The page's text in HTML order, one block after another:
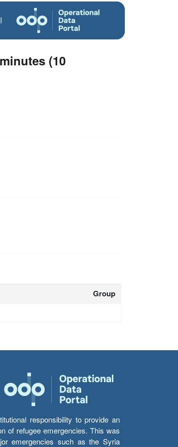
(10
Group
responsibility to provide an
of refugee emergencies. This was
emergencies such as the Syria